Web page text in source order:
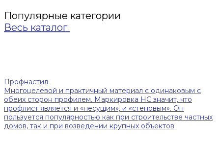
Популярные категории
Весь каталог
Профнастил
Многоцелевой и практичный материал с одинаковым с
обеих сторон профилем. Маркировка НС значит, что
профлист является и «несущим», и «стеновым». Он
пользуется популярностью как при строительстве частных
домов, так и при возведении крупных объектов